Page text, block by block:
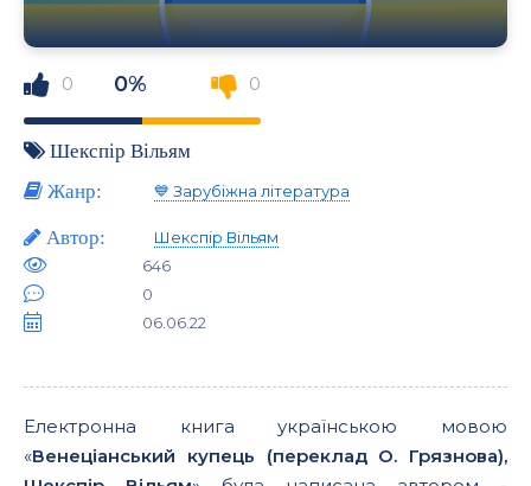
0 0% 0
Шекспір Вільям
Жанр:
💙 Зарубіжна література
Автор:
Шекспір Вільям
646
0
06.06.22
Електронна книга українською мовою
«Венеціанський купець (переклад О. Грязнова),